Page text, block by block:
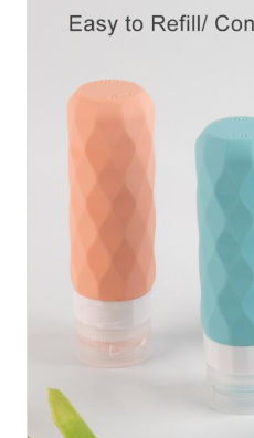
Επικοινωνήστε μαζί μας
Υποθέσεις
Σετ Σιλικονούχων
δοχείο σιλικόνης ταξιδίου